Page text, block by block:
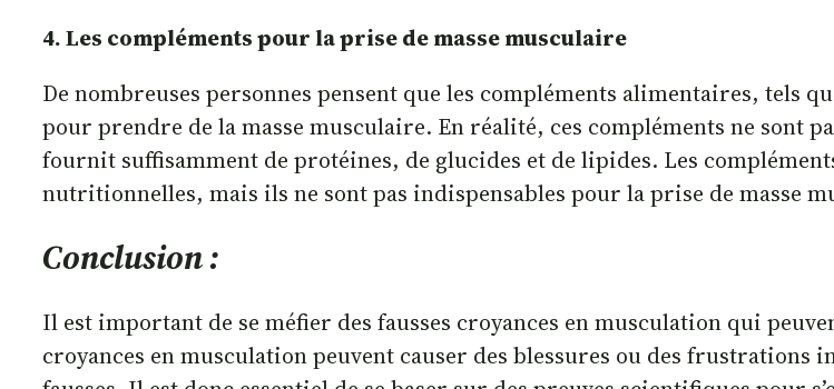
4. Les compléments pour la prise de masse musculaire
De nombreuses personnes pensent que les compléments alimentaires, tels
pour prendre de la masse musculaire. En réalité, ces compléments ne sont
fournit suffisamment de protéines, de glucides et de lipides. Les
nutritionnelles, mais ils ne sont pas indispensables pour la prise de masse
Conclusion :
Il est important de se méfier des fausses croyances en musculation qui
croyances en musculation peuvent causer des blessures ou des